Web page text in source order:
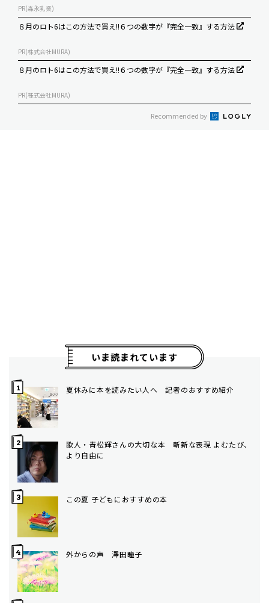
PR(森永乳業)
８月のロト6はこの方法で買え!!６つの数字が『完全一致』する方法
PR(株式会社MURA)
８月のロト6はこの方法で買え!!６つの数字が『完全一致』する方法
PR(株式会社MURA)
Recommended by
いま読まれています
夏休みに本を読みたい人へ 記者のおすすめ紹介
歌人・青松輝さんの大切な本 斬新な表現 よむたび、
より自由に
この夏 子どもにおすすめの本
外からの声 澤田瞳子